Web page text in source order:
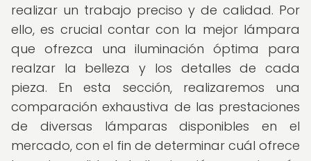
realizar un trabajo preciso y de calidad. Por
ello, es crucial contar con la mejor lámpara
que ofrezca una iluminación óptima para
realzar la belleza y los detalles de cada
pieza. En esta sección, realizaremos una
comparación exhaustiva de las prestaciones
de diversas lámparas disponibles en el
mercado, con el fin de determinar cuál ofrece